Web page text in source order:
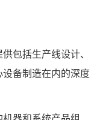
包括生产线设计、
备制造在内的深度